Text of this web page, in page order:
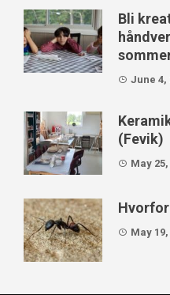
Bli
June 4,
(Fevik)
May 25,
May 19,